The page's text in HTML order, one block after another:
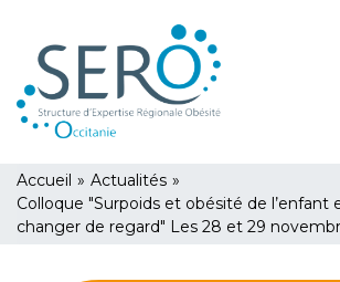
contenu
principal
You
are
here
Accueil » Actualités »
Colloque "Surpoids et obésité de l’enfant
changer de regard" Les 28 et 29